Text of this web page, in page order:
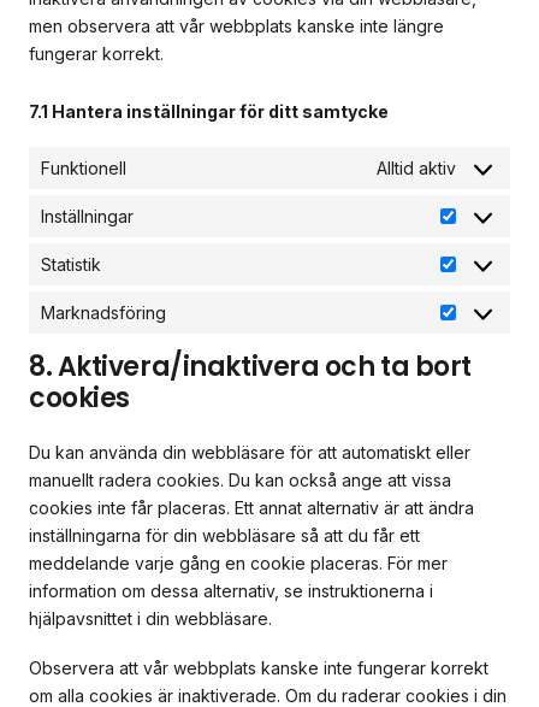
men observera att vår webbplats kanske inte längre
fungerar korrekt.
7.1 Hantera inställningar för ditt samtycke
Funktionell Alltid aktiv
Inställningar
Statistik
Marknadsföring
8. Aktivera/inaktivera och ta bort
cookies
Du kan använda din webbläsare för att automatiskt eller
manuellt radera cookies. Du kan också ange att vissa
cookies inte får placeras. Ett annat alternativ är att ändra
inställningarna för din webbläsare så att du får ett
meddelande varje gång en cookie placeras. För mer
information om dessa alternativ, se instruktionerna i
hjälpavsnittet i din webbläsare.
Observera att vår webbplats kanske inte fungerar korrekt
om alla cookies är inaktiverade. Om du raderar cookies i din